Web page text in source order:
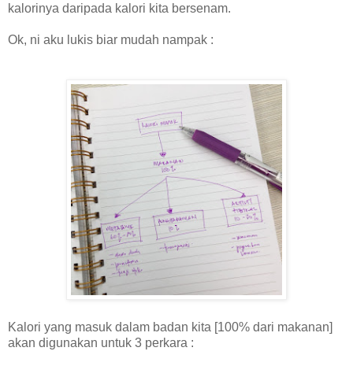
kalorinya daripada kalori kita bersenam.
Ok, ni aku lukis biar mudah nampak :
Kalori yang masuk dalam badan kita [100% dari makanan]
akan digunakan untuk 3 perkara :